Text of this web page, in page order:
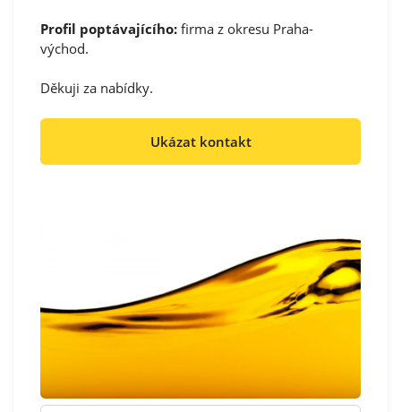
Profil poptávajícího: firma z okresu Praha-
východ.
Děkuji za nabídky.
Ukázat kontakt